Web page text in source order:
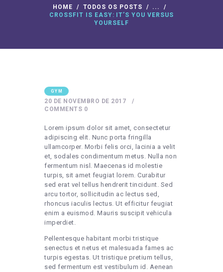
HOME TODOS OS POSTS
...
CROSSFIT IS EASY: IT’S YOU VERSUS
YOURSELF
AULAS ONLINE
GYM
20 DE NOVEMBRO DE 2017
0
COMMENTS
Lorem ipsum dolor sit amet, consectetur
adipiscing elit. Nunc porta fringilla
ullamcorper. Morbi felis orci, lacinia a velit
et, sodales condimentum metus. Nulla non
fermentum nisl. Maecenas id molestie
turpis, sit amet feugiat lorem. Curabitur
sed erat vel tellus hendrerit tincidunt. Sed
arcu tortor, sollicitudin ac lectus sed,
rhoncus iaculis lectus. Ut efficitur feugiat
enim a euismod. Mauris suscipit vehicula
imperdiet.
Pellentesque habitant morbi tristique
senectus et netus et malesuada fames ac
turpis egestas. Ut tristique pretium tellus,
sed fermentum est vestibulum id. Aenean